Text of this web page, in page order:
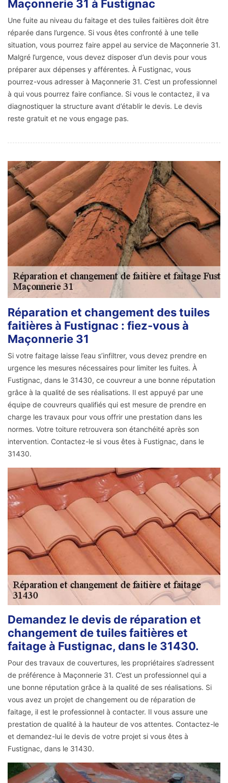
Maçonnerie 31 à Fustignac
Une fuite au niveau du faitage et des tuiles faitières doit être
réparée dans l’urgence. Si vous êtes confronté à une telle
situation, vous pourrez faire appel au service de Maçonnerie 31.
Malgré l’urgence, vous devez disposer d’un devis pour vous
préparer aux dépenses y afférentes. À Fustignac, vous
pourrez-vous adresser à Maçonnerie 31. C’est un professionnel
à qui vous pourrez faire confiance. Si vous le contactez, il va
diagnostiquer la structure avant d’établir le devis. Le devis
reste gratuit et ne vous engage pas.
Réparation et changement des tuiles
faitières à Fustignac : fiez-vous à
Maçonnerie 31
Si votre faitage laisse l’eau s’infiltrer, vous devez prendre en
urgence les mesures nécessaires pour limiter les fuites. À
Fustignac, dans le 31430, ce couvreur a une bonne réputation
grâce à la qualité de ses réalisations. Il est appuyé par une
équipe de couvreurs qualifiés qui est mesure de prendre en
charge les travaux pour vous offrir une prestation dans les
normes. Votre toiture retrouvera son étanchéité après son
intervention. Contactez-le si vous êtes à Fustignac, dans le
31430.
Demandez le devis de réparation et
changement de tuiles faitières et
faitage à Fustignac, dans le 31430.
Pour des travaux de couvertures, les propriétaires s’adressent
de préférence à Maçonnerie 31. C’est un professionnel qui a
une bonne réputation grâce à la qualité de ses réalisations. Si
vous avez un projet de changement ou de réparation de
faitage, il est le professionnel à contacter. Il vous assure une
prestation de qualité à la hauteur de vos attentes. Contactez-le
et demandez-lui le devis de votre projet si vous êtes à
Fustignac, dans le 31430.